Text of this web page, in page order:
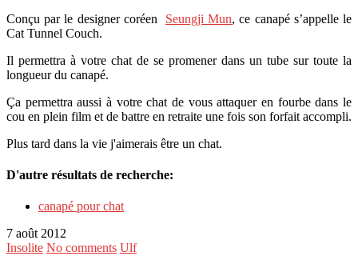
Conçu par le designer coréen Seungji Mun, ce canapé s’appelle le
Cat Tunnel Couch.
Il permettra à votre chat de se promener dans un tube sur toute la
longueur du canapé.
Ça permettra aussi à votre chat de vous attaquer en fourbe dans le
cou en plein film et de battre en retraite une fois son forfait accompli.
Plus tard dans la vie j'aimerais être un chat.
D'autre résultats de recherche:
canapé pour chat
7 août 2012
Insolite No comments Ulf